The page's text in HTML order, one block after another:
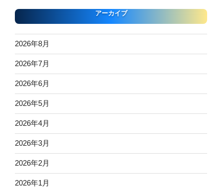
アーカイブ
2026年8月
2026年7月
2026年6月
2026年5月
2026年4月
2026年3月
2026年2月
2026年1月